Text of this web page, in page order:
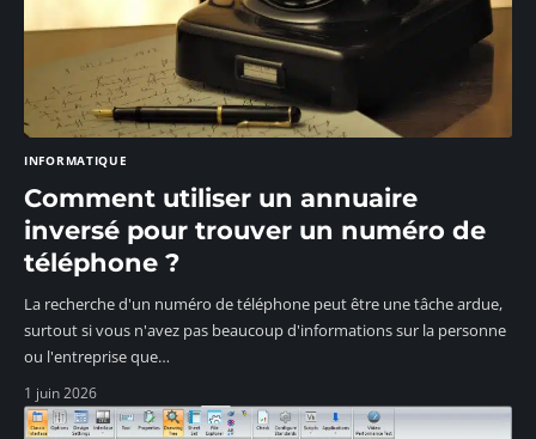
INFORMATIQUE
Comment utiliser un annuaire
inversé pour trouver un numéro de
téléphone ?
La recherche d'un numéro de téléphone peut être une tâche ardue,
surtout si vous n'avez pas beaucoup d'informations sur la personne
ou l'entreprise que…
1 juin 2026